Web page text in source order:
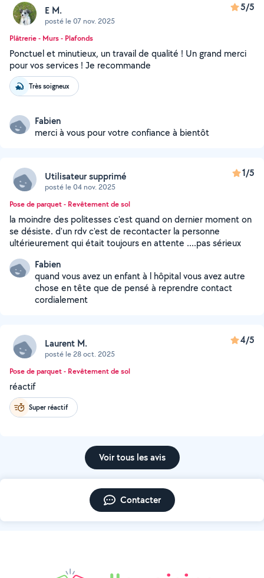
E M.
posté le 07 nov. 2025
5/5
Plâtrerie - Murs - Plafonds
Ponctuel et minutieux, un travail de qualité ! Un grand merci
pour vos services ! Je recommande
Très soigneux
Fabien
merci à vous pour votre confiance à bientôt
Utilisateur supprimé
posté le 04 nov. 2025
1/5
Pose de parquet - Revêtement de sol
la moindre des politesses c'est quand on dernier moment on
se désiste. d'un rdv c'est de recontacter la personne
ultérieurement qui était toujours en attente ....pas sérieux
Fabien
quand vous avez un enfant à l hôpital vous avez autre
chose en tête que de pensé à reprendre contact
cordialement
Laurent M.
posté le 28 oct. 2025
4/5
Pose de parquet - Revêtement de sol
réactif
Super réactif
Voir tous les avis
Contacter